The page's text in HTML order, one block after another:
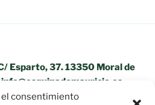
el consentimiento
Esparto, 37. 13350 Moral de